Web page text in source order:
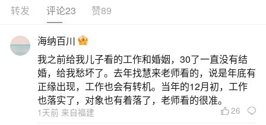
生活中像2026年犯太岁冲太岁都是很常见的问
题，但是小问题不注意可能会引起大麻烦，下面就
这个问题给大家做一些解读：
一、2026年那几个属性犯太岁值太岁冲太岁
2026年犯太岁的生肖是属马、属鼠、属牛、属
转发 评论23 赞89
海纳百川
我之前给我儿子看的工作和婚姻，30了一直没有结
婚，给我愁坏了。去年找慧来老师看的，说是年底有
正缘出现，工作也会有转机。当年的12月初，工作
也落实了，对象也有着落了，老师看的很准。
1天前 来自福建 26